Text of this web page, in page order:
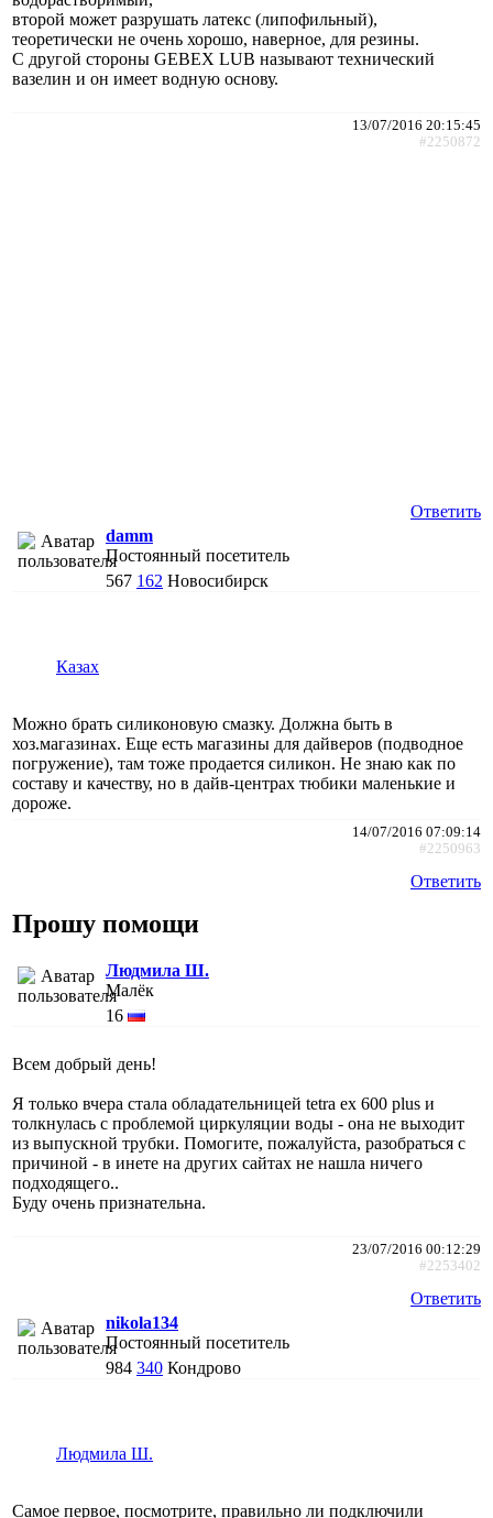
второй может разрушать латекс (липофильный),
теоретически не очень хорошо, наверное, для резины.
С другой стороны GEBEX LUB называют технический
вазелин и он имеет водную основу.
13/07/2016 20:15:45
#2250872
Ответить
damm
Постоянный посетитель
567 162 Новосибирск
Казах
Можно брать силиконовую смазку. Должна быть в
хоз.магазинах. Еще есть магазины для дайверов (подводное
погружение), там тоже продается силикон. Не знаю как по
составу и качеству, но в дайв-центрах тюбики маленькие и
дороже.
14/07/2016 07:09:14
#2250963
Ответить
Прошу помощи
Людмила Ш.
Малёк
16
Всем добрый день!
Я только вчера стала обладательницей tetra ex 600 plus и
толкнулась с проблемой циркуляции воды - она не выходит
из выпускной трубки. Помогите, пожалуйста, разобраться с
причиной - в инете на других сайтах не нашла ничего
подходящего..
Буду очень признательна.
23/07/2016 00:12:29
#2253402
Ответить
nikola134
Постоянный посетитель
984 340 Кондрово
Людмила Ш.
Самое первое, посмотрите, правильно ли подключили